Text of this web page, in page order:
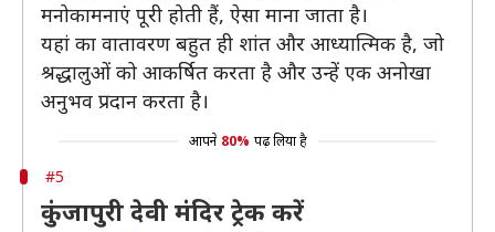
मनोकामनाएं पूरी होती हैं, ऐसा माना जाता है।
यहां का वातावरण बहुत ही शांत और आध्यात्मिक है, जो
श्रद्धालुओं को आकर्षित करता है और उन्हें एक अनोखा
अनुभव प्रदान करता है।
आपने 80% पढ़ लिया है
#5
कुंजापुरी देवी मंदिर ट्रेक करें